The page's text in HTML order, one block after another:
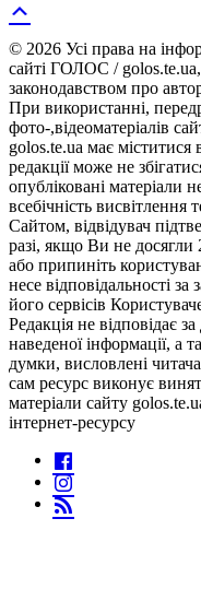
© 2026 Усі права на
сайті ГОЛОС /
законодавством про
При використанні,
фото-,відеоматеріалів
golos.te.ua має міститися
редакції може не
опубліковані матеріали
всебічність
Сайтом, відвідувач
разі, якщо Ви не
або припиніть
несе відповідальності
його сервісів
Редакція не відповідає
наведеної інформації, а
думки, висловлені
сам ресурс виконує
матеріали сайту
інтернет-ресурсу